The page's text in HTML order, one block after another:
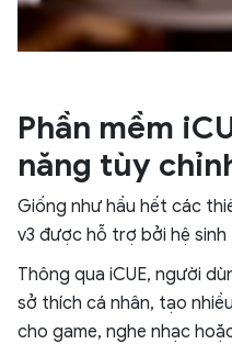
Phần mềm
năng tùy
Giống như hầu hết các
v3 được hỗ trợ bởi hệ sinh
Thông qua iCUE, người
sở thích cá nhân, tạo
cho game, nghe nhạc